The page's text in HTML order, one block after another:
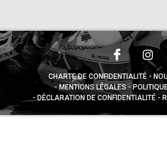
accéder à la billetterie
CHARTE DE CONFIDENTIALITÉ
MENTIONS LÉGALES
DÉCLARATION DE CONFIDENTIALITÉ